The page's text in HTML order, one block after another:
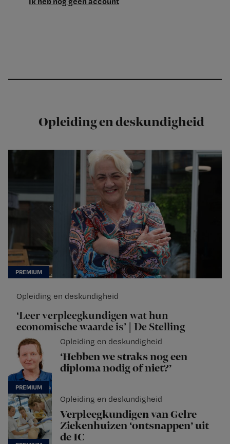
Opleiding en deskundigheid
Opleiding en deskundigheid
‘Leer verpleegkundigen wat hun
economische waarde is’ | De Stelling
Opleiding en deskundigheid
‘Hebben we straks nog een
diploma nodig of niet?’
Opleiding en deskundigheid
Verpleegkundigen van Gelre
Ziekenhuizen ‘ontsnappen’ uit
de IC